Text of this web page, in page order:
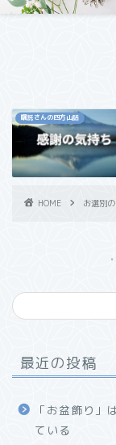
嘱託さんの四方山話
HOME お選別
最近の投稿
「お盆飾り」
ている